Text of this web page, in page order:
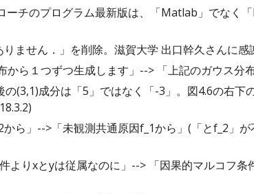
ーチのプログラム最新版は、「Matlab」でなく
ません．」を削除。滋賀大学 出口幹久さんに感
から１つずつ生成します」--> 「上記のガウス分
の(3,1)成分は「5」ではなく「-3」。図4.6の右
ら」-->「未観測共通原因f_1から」(「とf_2」
よりxとyは従属なのに」--> 「因果的マルコフ